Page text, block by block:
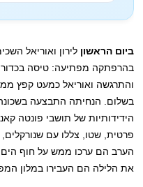
ביום הראשון
בהרפתקה מפתיעה: טיסה בכדור
והתרגשה ואוריאל כמעט קפץ
בשלום. הנחיתה התבצעה בשכונה
הידידותיות של תושבי פונטה
פרטית, שטו, צללו עם
הערב הם ערכו ממש על חוף הים
את הלילה הם העבירו במלון